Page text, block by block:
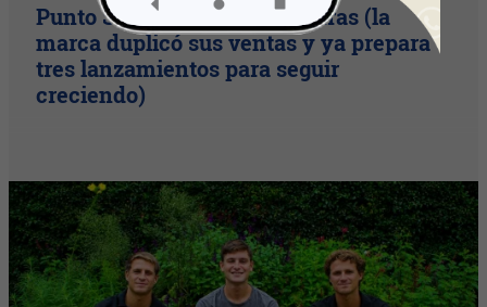
Punto Sano acelera a tres cifras (la
marca duplicó sus ventas y ya prepara
tres lanzamientos para seguir
creciendo)